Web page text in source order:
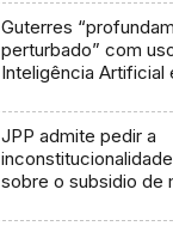
Guterres
perturbado” com
Inteligência Artificial
JPP admite pedir a
sobre o subsidio de